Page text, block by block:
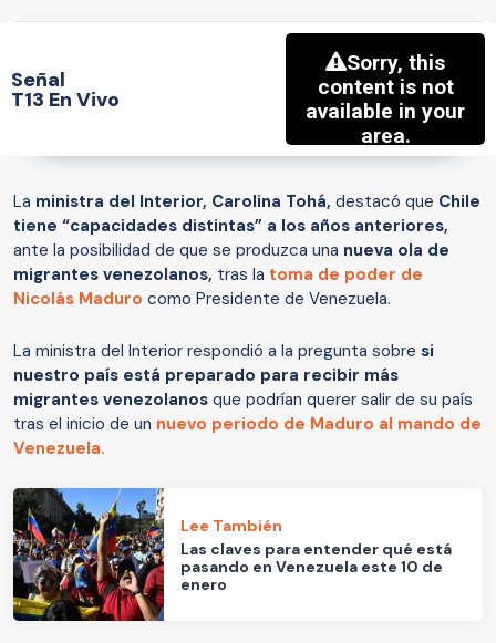
Señal
T13 En Vivo
La ministra del Interior, Carolina Tohá, destacó que Chile
tiene “capacidades distintas” a los años anteriores,
ante la posibilidad de que se produzca una nueva ola de
migrantes venezolanos, tras la toma de poder de
Nicolás Maduro como Presidente de Venezuela.
La ministra del Interior respondió a la pregunta sobre si
nuestro país está preparado para recibir más
migrantes venezolanos que podrían querer salir de su país
tras el inicio de un nuevo periodo de Maduro al mando de
Venezuela.
Lee También
Las claves para entender qué está
pasando en Venezuela este 10 de
enero